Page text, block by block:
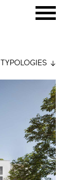
TYPOLOGIES